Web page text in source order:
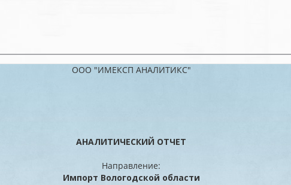
ООО "ИМЕКСП АНАЛИТИКС"
АНАЛИТИЧЕСКИЙ ОТЧЕТ
Направление:
Импорт Вологодской области